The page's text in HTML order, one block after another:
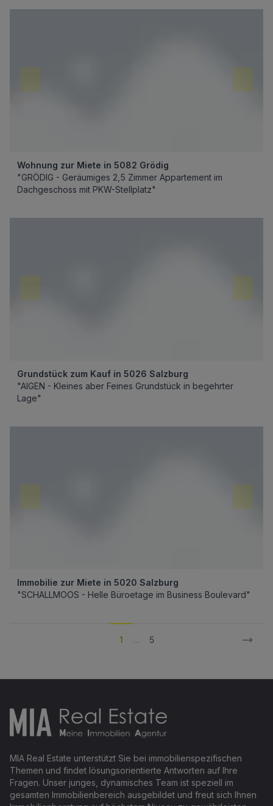
Wohnung zur Miete in 5082 Grödig
"GRÖDIG - Geräumiges 2,5 Zimmer Appartement im
Dachgeschoss mit PKW-Stellplatz"
Grundstück zum Kauf in 5026 Salzburg
"AIGEN - Kleines aber Feines Grundstück in begehrter
Lage"
Immobilie zur Miete in 5020 Salzburg
"SCHALLMOOS - Helle Büroetage im Business Boulevard"
1 … 5
MIA Real Estate unterstützt Sie bei immobilienspezifischen
Themen und findet lösungsorientierte Antworten auf Ihre
Fragen. Unser junges, dynamisches Team ist speziell im
gesamten Immobilienbereich ausgebildet und freut sich Ihnen